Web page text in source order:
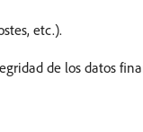
etc.).
de los datos